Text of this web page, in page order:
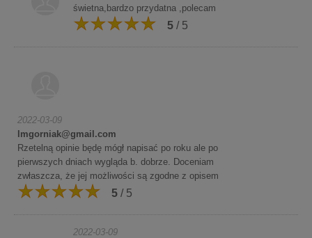
świetna,bardzo przydatna ,polecam
5 / 5
2022-03-09
lmgorniak@gmail.com
Rzetelną opinie będę mógł napisać po roku ale po
pierwszych dniach wygląda b. dobrze. Doceniam
zwłaszcza, że jej możliwości są zgodne z opisem
5 / 5
2022-03-09